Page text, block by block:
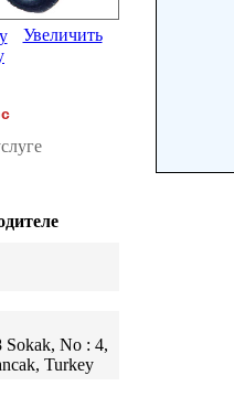
Увеличить
Sokak, No : 4,
Turkey